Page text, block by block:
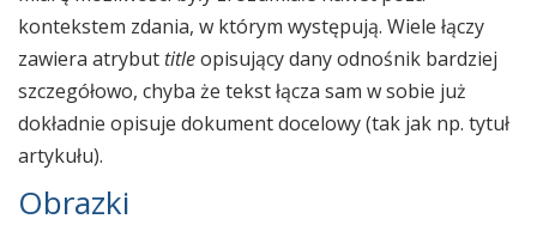
kontekstem zdania, w którym występują. Wiele łączy
zawiera atrybut titleopisujący dany odnośnik bardziej
szczegółowo, chyba że tekst łącza sam w sobie już
dokładnie opisuje dokument docelowy (tak jak np. tytuł
artykułu).
Obrazki